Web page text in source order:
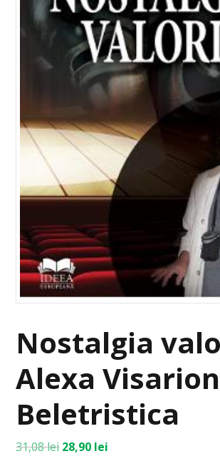
Nostalgia
Alexa
Beletristica
31,08lei 28,90 lei